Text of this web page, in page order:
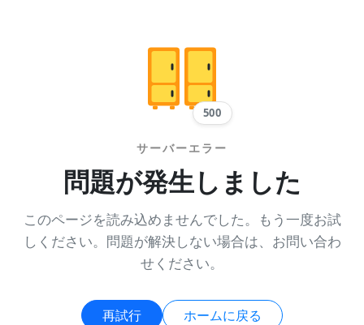
500
サーバーエラー
問題が発生しました
このページを読み込めませんでした。もう一度お試
しください。問題が解決しない場合は、お問い合わ
せください。
再試行 ホームに戻る